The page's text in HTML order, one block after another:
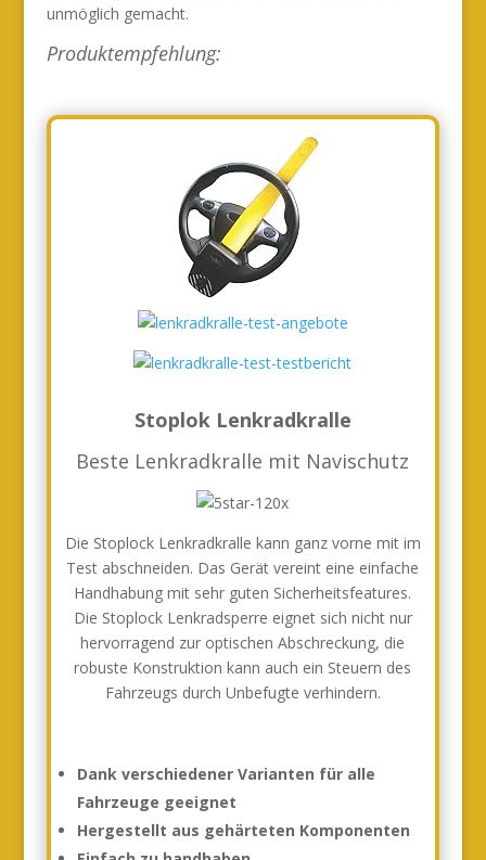
unmöglich gemacht.
Produktempfehlung:
Stoplok Lenkradkralle
Beste Lenkradkralle mit Navischutz
Die Stoplock Lenkradkralle kann ganz vorne mit im
Test abschneiden. Das Gerät vereint eine einfache
Handhabung mit sehr guten Sicherheitsfeatures.
Die Stoplock Lenkradsperre eignet sich nicht nur
hervorragend zur optischen Abschreckung, die
robuste Konstruktion kann auch ein Steuern des
Fahrzeugs durch Unbefugte verhindern.
Dank verschiedener Varianten für alle
Fahrzeuge geeignet
Hergestellt aus gehärteten Komponenten